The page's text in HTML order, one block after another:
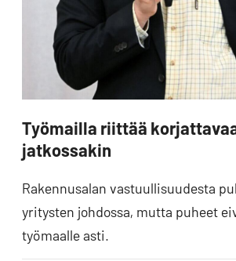
Työmailla riittää
jatkossakin
Rakennusalan vastuullisuudesta
yritysten johdossa, mutta puheet
työmaalle asti.